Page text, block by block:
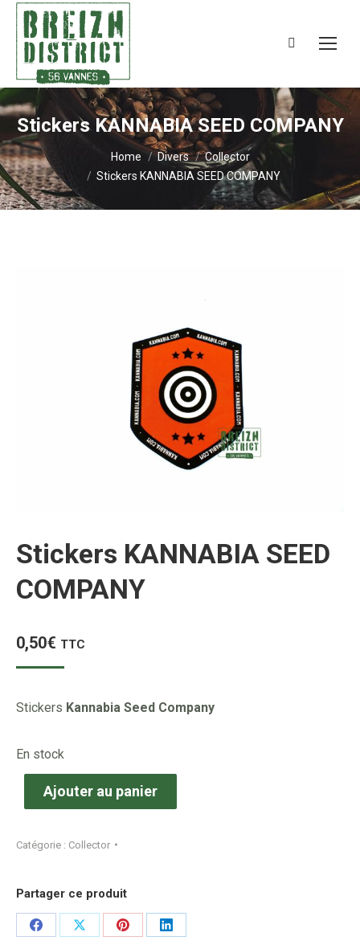
Search:
Stickers KANNABIA SEED COMPANY
You are here: Home Divers
Collector
Stickers KANNABIA SEED COMPANY
Stickers KANNABIA SEED
COMPANY
0,50€ TTC
Stickers Kannabia Seed Company
En stock
Ajouter au panier
Catégorie : Collector
Partager ce produit
Share
Share
Share
Share